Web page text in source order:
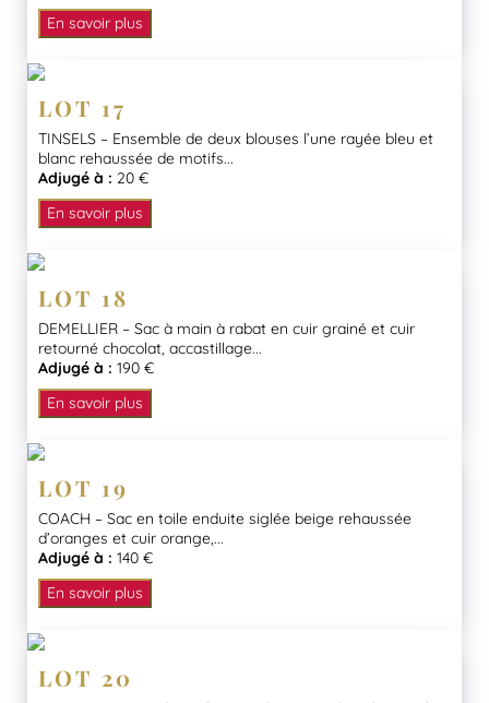
En savoir plus
LOT 17
TINSELS – Ensemble de deux blouses l’une rayée bleu et
blanc rehaussée de motifs...
Adjugé à : 20 €
En savoir plus
LOT 18
DEMELLIER – Sac à main à rabat en cuir grainé et cuir
retourné chocolat, accastillage...
Adjugé à : 190 €
En savoir plus
LOT 19
COACH – Sac en toile enduite siglée beige rehaussée
d’oranges et cuir orange,...
Adjugé à : 140 €
En savoir plus
LOT 20